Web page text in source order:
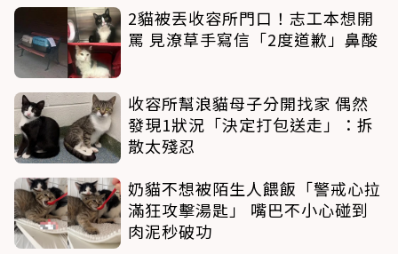
2貓被丟收容所門口！志工本想開
罵 見潦草手寫信「2度道歉」鼻酸
收容所幫浪貓母子分開找家 偶然
發現1狀況「決定打包送走」：拆
散太殘忍
奶貓不想被陌生人餵飯「警戒心拉
滿狂攻擊湯匙」 嘴巴不小心碰到
肉泥秒破功